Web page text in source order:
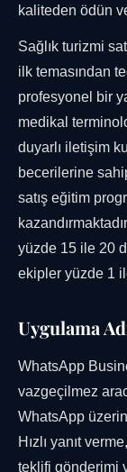
kaliteden ödün
Sağlık turizmi
ilk temasından
profesyonel bir
medikal
duyarlı iletişim
becerilerine
satış eğitim
yüzde 15 ile 20
ekipler yüzde 1
Uygulama
WhatsApp
vazgeçilmez
WhatsApp
Hızlı yanıt
teklifi gönderimi